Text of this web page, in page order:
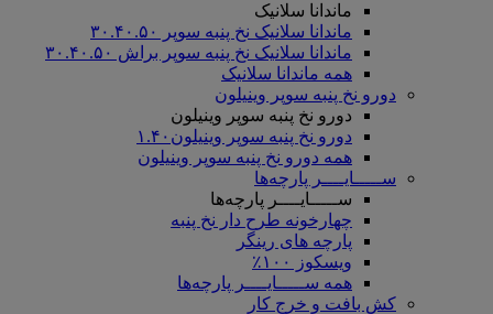
ماندانا سلانیک
ماندانا سلانیک نخ پنبه سوپر ۳۰.۴۰.۵۰
ماندانا سلانیک نخ پنبه سوپر براش ۳۰.۴۰.۵۰
همه ماندانا سلانیک
دورو نخ پنبه سوپر وینیلون
دورو نخ پنبه سوپر وینیلون
دورو نخ پنبه سوپر وینیلون۱.۴۰
همه دورو نخ پنبه سوپر وینیلون
ســـــایــــر پارچه‌ها
ســـــایــــر پارچه‌ها
چهارخونه طرح دار نخ پنبه
پارچه های رینگر
ویسکوز ۱۰۰٪
همه ســـــایــــر پارچه‌ها
کش بافت و خرج کار